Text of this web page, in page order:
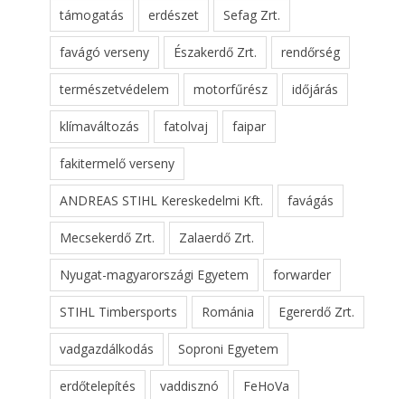
támogatás erdészet Sefag Zrt.
favágó verseny Északerdő Zrt. rendőrség
természetvédelem motorfűrész időjárás
klímaváltozás fatolvaj faipar
fakitermelő verseny
ANDREAS STIHL Kereskedelmi Kft. favágás
Mecsekerdő Zrt. Zalaerdő Zrt.
Nyugat-magyarországi Egyetem forwarder
STIHL Timbersports Románia Egererdő Zrt.
vadgazdálkodás Soproni Egyetem
erdőtelepítés vaddisznó FeHoVa